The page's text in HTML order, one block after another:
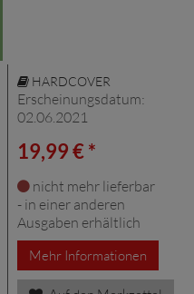
HARDCOVER
Erscheinungsdatum:
02.06.2021
19,99 € *
nicht mehr lieferbar
- in einer anderen
Ausgaben erhältlich
Mehr Informationen